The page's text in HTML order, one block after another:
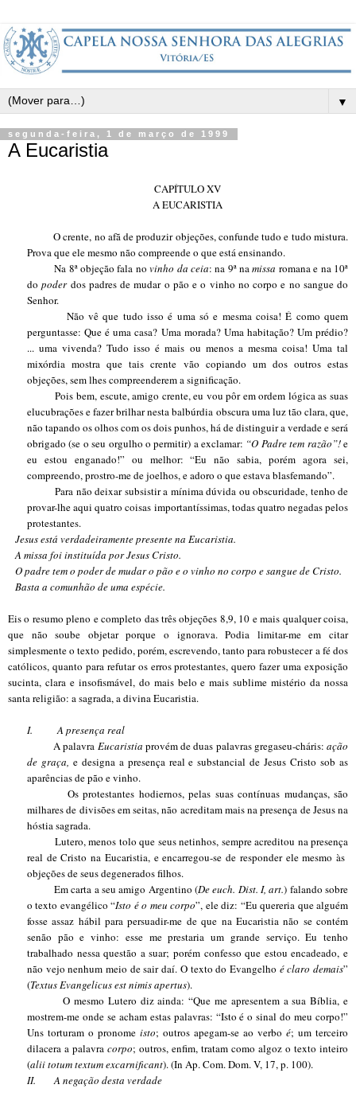
▼
segunda-feira, 1 de março de 1999
A Eucaristia
CAPÍTULO XV
A EUCARISTIA
O crente, no afã de produzir objeções, confunde tudo e tudo mistura.
Prova que ele mesmo não compreende o que está ensinando.
Na 8ª objeção fala novinho da ceia: na 9ª namissa romana e na 10ª
dopoderdos padres de mudar o pão e o vinho no corpo e no sangue do
Senhor.
Não vê que tudo isso é uma só e mesma coisa! É como quem
perguntasse: Que é uma casa? Uma morada? Uma habitação? Um prédio?
... uma vivenda? Tudo isso é mais ou menos a mesma coisa! Uma tal
mixórdia mostra que tais crente vão copiando um dos outros estas
objeções, sem lhes compreenderem a significação.
Pois bem, escute, amigo crente, eu vou pôr em ordem lógica as suas
elucubrações e fazer brilhar nesta balbúrdia obscura uma luz tão clara, que,
não tapando os olhos com os dois punhos, há de distinguir a verdade e será
obrigado (se o seu orgulho o permitir) a exclamar: “O Padre tem razão”!e
eu estou enganado!” ou melhor: “Eu não sabia, porém agora sei,
compreendo, prostro-me de joelhos, e adoro o que estava blasfemando”.
Para não deixar subsistir a mínima dúvida ou obscuridade, tenho de
provar-lhe aqui quatro coisas importantíssimas, todas quatro negadas pelos
protestantes.
Jesus está verdadeiramente presente na Eucaristia.
A missa foi instituída por Jesus Cristo.
O padre tem o poder de mudar o pão e o vinho no corpo e sangue de Cristo.
Basta a comunhão de uma espécie.
Eis o resumo pleno e completo das três objeções 8,9, 10 e mais qualquer coisa,
que não soube objetar porque o ignorava. Podia limitar-me em citar
simplesmente o texto pedido, porém, escrevendo, tanto para robustecer a fé dos
católicos, quanto para refutar os erros protestantes, quero fazer uma exposição
sucinta, clara e insofismável, do mais belo e mais sublime mistério da nossa
santa religião: a sagrada, a divina Eucaristia.
I.
A presença real
A palavra Eucaristia provém de duas palavras gregaseu-cháris: ação
de graça, e designa a presença real e substancial de Jesus Cristo sob as
aparências de pão e vinho.
Os protestantes hodiernos, pelas suas contínuas mudanças, são
milhares de divisões em seitas, não acreditam mais na presença de Jesus na
hóstia sagrada.
Lutero, menos tolo que seus netinhos, sempre acreditou na presença
real de Cristo na Eucaristia, e encarregou-se de responder ele mesmo às
objeções de seus degenerados filhos.
Em carta a seu amigo Argentino (De euch. Dist. I, art.) falando sobre
o texto evangélico “Isto é o meu corpo”, ele diz: “Eu quereria que alguém
fosse assaz hábil para persuadir-me de que na Eucaristia não se contém
senão pão e vinho: esse me prestaria um grande serviço. Eu tenho
trabalhado nessa questão a suar; porém confesso que estou encadeado, e
não vejo nenhum meio de sair daí. O texto do Evangelho é claro demais”
(Textus Evangelicus est nimis apertus).
O mesmo Lutero diz ainda: “Que me apresentem a sua Bíblia, e
mostrem-me onde se acham estas palavras: “Isto é o sinal do meu corpo!”
Uns torturam o pronome isto; outros apegam-se ao verbo é; um terceiro
dilacera a palavra corpo; outros, enfim, tratam como algoz o texto inteiro
(alii totum textum excarnificant). (In Ap. Com. Dom. V, 17, p. 100).
II.
A negação desta verdade